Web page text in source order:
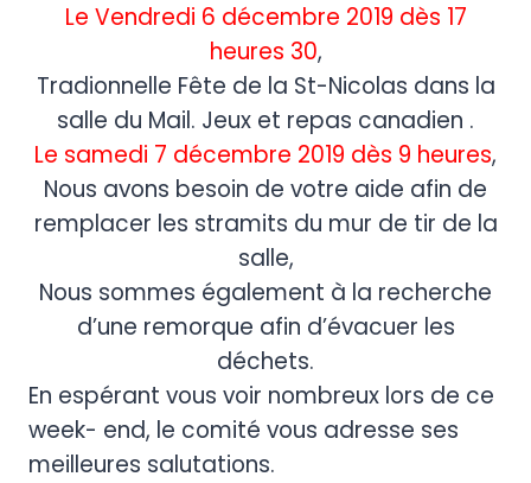
Le Vendredi 6 décembre 2019 dès 17
heures 30,
Tradionnelle Fête de la St-Nicolas dans la
salle du Mail. Jeux et repas canadien .
Le samedi 7 décembre 2019 dès 9 heures,
Nous avons besoin de votre aide afin de
remplacer les stramits du mur de tir de la
salle,
Nous sommes également à la recherche
d’une remorque afin d’évacuer les
déchets.
En espérant vous voir nombreux lors de ce
week- end, le comité vous adresse ses
meilleures salutations.